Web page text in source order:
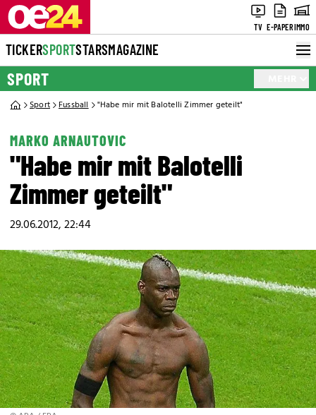
TV E-PAPERIMMO
TICKERSPORTSTARSMAGAZINE
SPORT
Sport Fussball "Habe mir mit Balotelli Zimmer geteilt"
MARKO ARNAUTOVIC
"Habe mir mit Balotelli
Zimmer geteilt"
29.06.2012, 22:44